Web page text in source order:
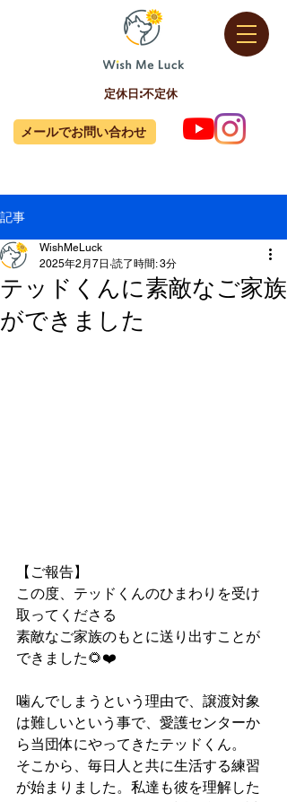
定休日:不定休
メールでお問い合わせ
記事
テッドくんに素敵なご家族
ができました
WishMeLuck
2025年2月7日 読了時間: 3分
【ご報告】
この度、テッドくんのひまわりを受け
取ってくださる
素敵なご家族のもとに送り出すことが
できました🌻❤️
噛んでしまうという理由で、譲渡対象
は難しいという事で、愛護センターか
ら当団体にやってきたテッドくん。
そこから、毎日人と共に生活する練習
が始まりました。私達も彼を理解した